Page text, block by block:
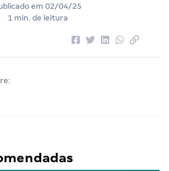
em 02/04/25
1 min. de leitura